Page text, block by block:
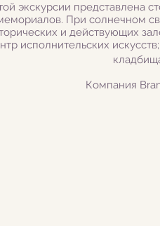
экскурсии представлена
При солнечном
и действующих
исполнительских
Компания